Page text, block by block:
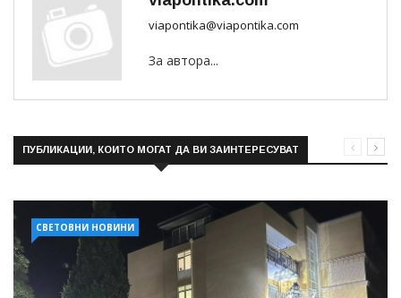
viapontika@viapontika.com
За автора...
ПУБЛИКАЦИИ, КОИТО МОГАТ ДА ВИ ЗАИНТЕРЕСУВАТ
СВЕТОВНИ НОВИНИ